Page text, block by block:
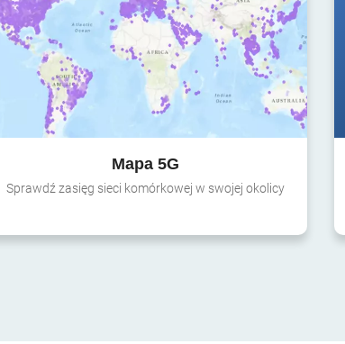
Mapa 5G
Sprawdź zasięg sieci komórkowej w swojej okolicy